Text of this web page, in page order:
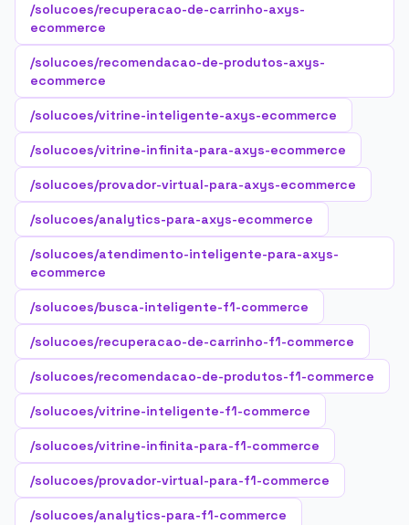
/solucoes/recuperacao-de-carrinho-axys-
ecommerce
/solucoes/recomendacao-de-produtos-axys-
ecommerce
/solucoes/vitrine-inteligente-axys-ecommerce
/solucoes/vitrine-infinita-para-axys-ecommerce
/solucoes/provador-virtual-para-axys-ecommerce
/solucoes/analytics-para-axys-ecommerce
/solucoes/atendimento-inteligente-para-axys-
ecommerce
/solucoes/busca-inteligente-f1-commerce
/solucoes/recuperacao-de-carrinho-f1-commerce
/solucoes/recomendacao-de-produtos-f1-commerce
/solucoes/vitrine-inteligente-f1-commerce
/solucoes/vitrine-infinita-para-f1-commerce
/solucoes/provador-virtual-para-f1-commerce
/solucoes/analytics-para-f1-commerce